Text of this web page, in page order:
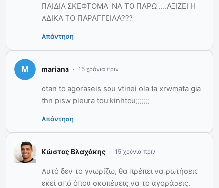
ΠΑΙΔΙΑ ΣΚΕΦΤΟΜΑΙ ΝΑ ΤΟ ΠΑΡΩ ….ΑΞΙΖΕΙ Η
ΑΔΙΚΑ ΤΟ ΠΑΡΑΓΓΕΙΛΑ???
Απάντηση
mariana 15 χρόνια πριν
otan to agoraseis sou vtinei ola ta xrwmata gia
thn pisw pleura tou kinhtou;;;;;;;
Απάντηση
Κώστας Βλαχάκης 15 χρόνια πριν
Αυτό δεν το γνωρίζω, θα πρέπει να ρωτήσεις
εκεί από όπου σκοπέυεις να το αγοράσεις.